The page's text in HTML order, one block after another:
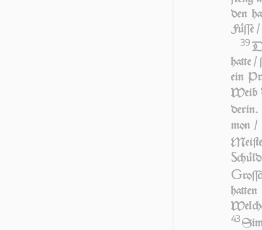
den
Füſſe
39
hatte /
ein
Weib
derin.
mon /
S
G
43